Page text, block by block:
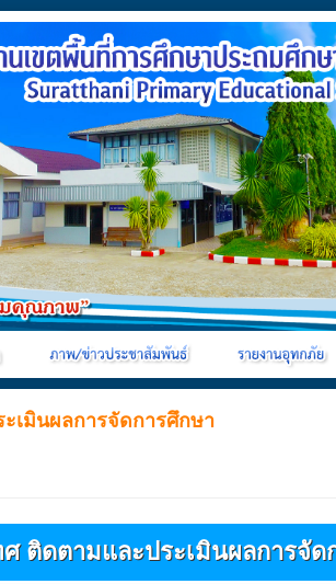
เมินผลการจัดการศึกษา
ติดตามและประเมินผลการจัด